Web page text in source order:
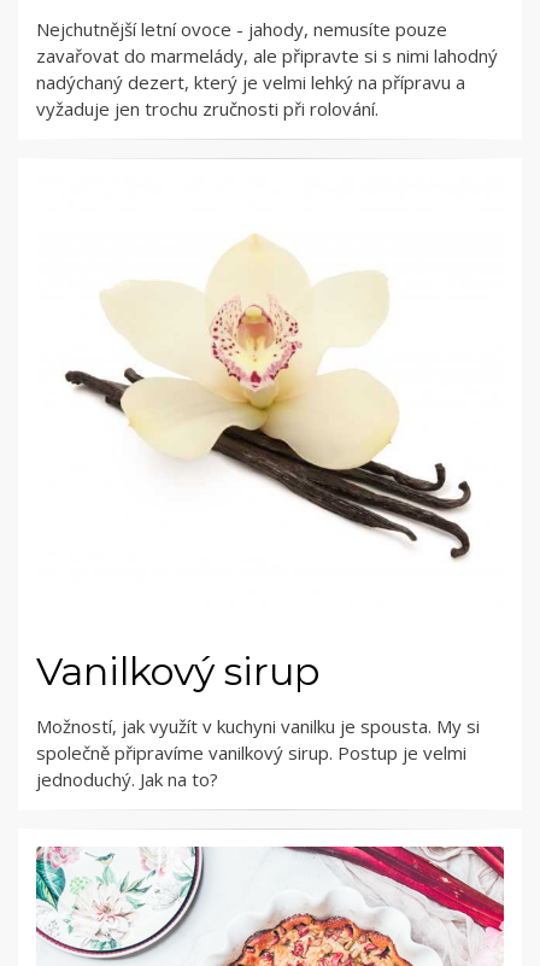
Nejchutnější letní ovoce - jahody, nemusíte pouze
zavařovat do marmelády, ale připravte si s nimi lahodný
nadýchaný dezert, který je velmi lehký na přípravu a
vyžaduje jen trochu zručnosti při rolování.
Vanilkový sirup
Možností, jak využít v kuchyni vanilku je spousta. My si
společně připravíme vanilkový sirup. Postup je velmi
jednoduchý. Jak na to?